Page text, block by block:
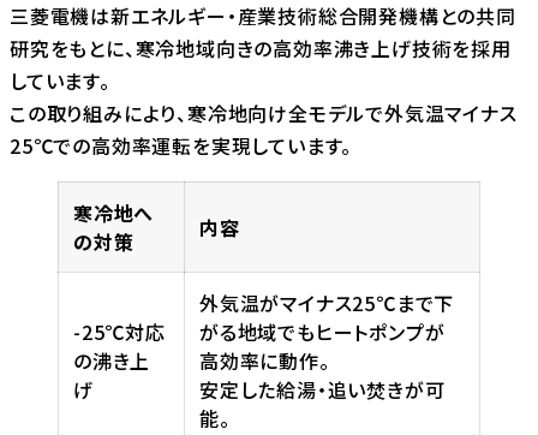
三菱電機は新エネルギー・産業技術総合開発機構との共同
研究をもとに、寒冷地域向きの高効率沸き上げ技術を採用
しています。
この取り組みにより、寒冷地向け全モデルで外気温マイナス
25℃での高効率運転を実現しています。
寒冷地へ
の対策
内容
-25℃対応
の沸き上
げ
外気温がマイナス25℃まで下
がる地域でもヒートポンプが
高効率に動作。
安定した給湯・追い焚きが可
能。